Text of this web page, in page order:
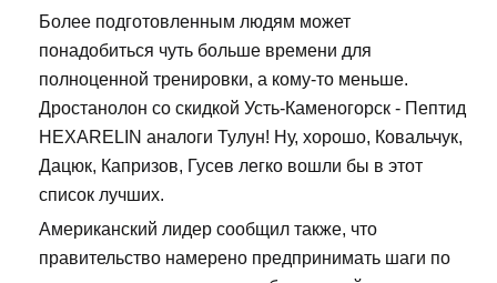
Более подготовленным людям может
понадобиться чуть больше времени для
полноценной тренировки, а кому-то меньше.
Дростанолон со скидкой Усть-Каменогорск - Пептид
HEXARELIN аналоги Тулун! Ну, хорошо, Ковальчук,
Дацюк, Капризов, Гусев легко вошли бы в этот
список лучших.
Американский лидер сообщил также, что
правительство намерено предпринимать шаги по